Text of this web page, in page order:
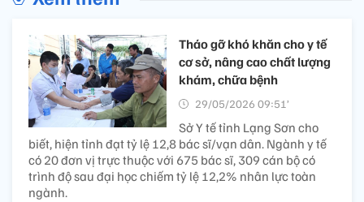
Tháo gỡ khó khăn cho y tế
cơ sở, nâng cao chất lượng
khám, chữa bệnh
29/05/2026 09:51’
Sở Y tế tỉnh Lạng Sơn cho
biết, hiện tỉnh đạt tỷ lệ 12,8 bác sĩ/vạn dân. Ngành y tế
có 20 đơn vị trực thuộc với 675 bác sĩ, 309 cán bộ có
trình độ sau đại học chiếm tỷ lệ 12,2% nhân lực toàn
ngành.